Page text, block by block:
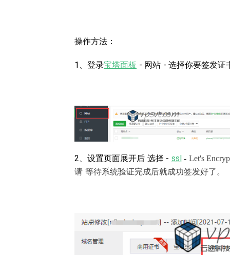
操作方法：
1、登录宝塔面板 - 网站 - 选择你要签发证
2、设置页面展开后 选择 - ssl - Let's
请 等待系统验证完成后就成功签发好了。